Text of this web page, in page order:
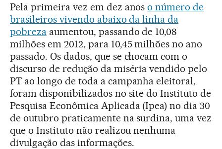
Pela primeira vez em dez anoso número de
brasileiros vivendo abaixo da linha da
pobrezaaumentou, passando de 10,08
milhões em 2012, para 10,45 milhões no ano
passado. Os dados, que se chocam com o
discurso de redução da miséria vendido pelo
PT ao longo de toda a campanha eleitoral,
foram disponibilizados no site do Instituto de
Pesquisa Econômica Aplicada (Ipea) no dia 30
de outubro praticamente na surdina, uma vez
que o Instituto não realizou nenhuma
divulgação das informações.